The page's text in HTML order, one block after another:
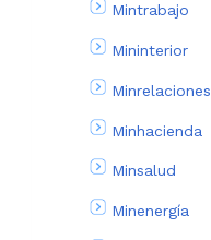
Mintrabajo
Mininterior
Minrelaciones
Minhacienda
Minsalud
Minenergía